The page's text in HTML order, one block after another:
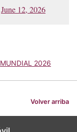
June 12, 2026
MUNDIAL 2026
Volver arriba